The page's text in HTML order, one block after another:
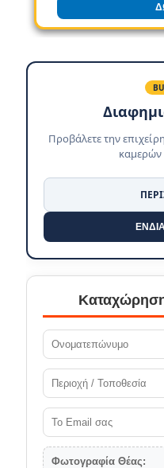
Προβάλετε την
καμερών
Φωτογραφία Θέας: